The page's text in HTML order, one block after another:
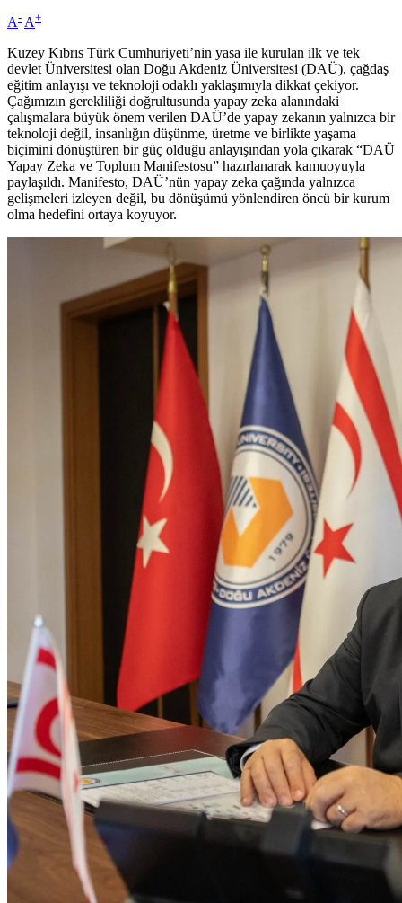
A- A+
Kuzey Kıbrıs Türk Cumhuriyeti’nin yasa ile kurulan ilk ve tek
devlet Üniversitesi olan Doğu Akdeniz Üniversitesi (DAÜ), çağdaş
eğitim anlayışı ve teknoloji odaklı yaklaşımıyla dikkat çekiyor.
Çağımızın gerekliliği doğrultusunda yapay zeka alanındaki
çalışmalara büyük önem verilen DAÜ’de yapay zekanın yalnızca bir
teknoloji değil, insanlığın düşünme, üretme ve birlikte yaşama
biçimini dönüştüren bir güç olduğu anlayışından yola çıkarak “DAÜ
Yapay Zeka ve Toplum Manifestosu” hazırlanarak kamuoyuyla
paylaşıldı. Manifesto, DAÜ’nün yapay zeka çağında yalnızca
gelişmeleri izleyen değil, bu dönüşümü yönlendiren öncü bir kurum
olma hedefini ortaya koyuyor.